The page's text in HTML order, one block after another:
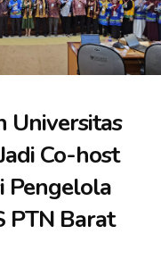
Universitas
Co-host
Pengelola
PTN Barat